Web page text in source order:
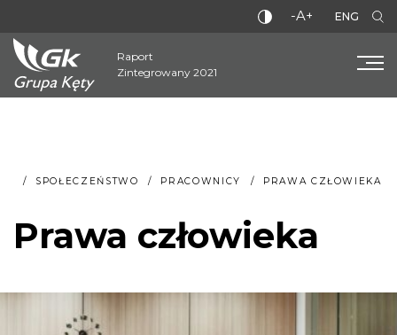
-A+ ENG
Raport
Zintegrowany 2021
SPOŁECZEŃSTWO PRACOWNICY PRAWA CZŁOWIEKA
Prawa człowieka